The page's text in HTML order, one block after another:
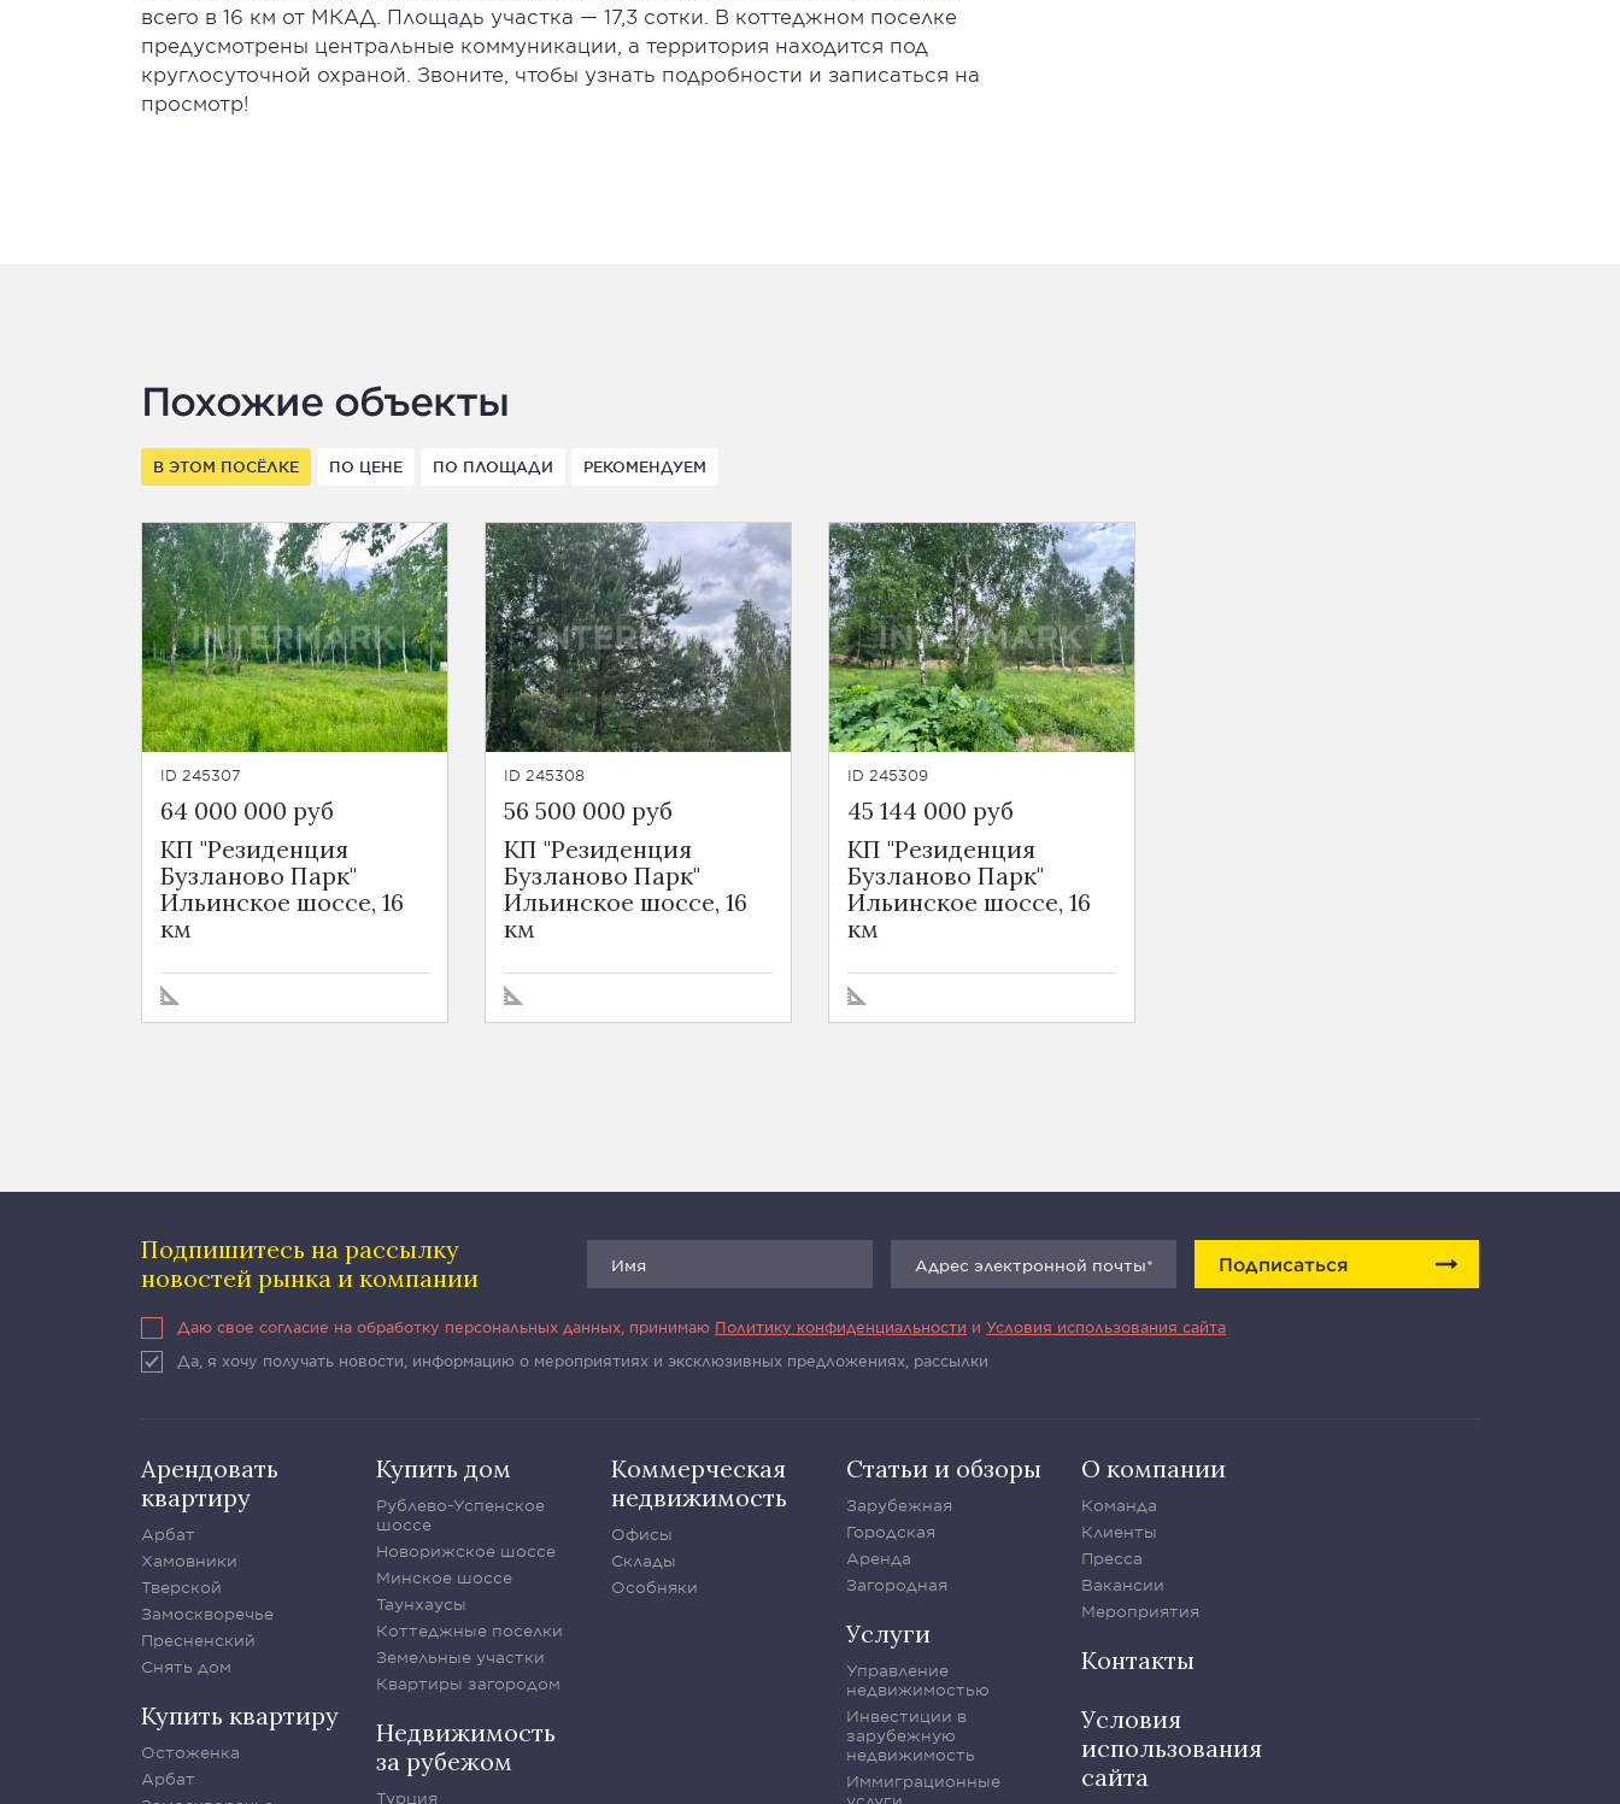
всего в 16 км от МКАД. Площадь участка — 17,3 сотки. В коттеджном поселке
предусмотрены центральные коммуникации, а территория находится под
круглосуточной охраной. Звоните, чтобы узнать подробности и записаться на
просмотр!
Похожие объекты
В ЭТОМ ПОСЁЛКЕ ПО ЦЕНЕ ПО ПЛОЩАДИ РЕКОМЕНДУЕМ
ID 245307
64 000 000 руб
КП "Резиденция
Бузланово Парк"
Ильинское шоссе, 16
км
ID 245308
56 500 000 руб
КП "Резиденция
Бузланово Парк"
Ильинское шоссе, 16
км
ID 245309
45 144 000 руб
КП "Резиденция
Бузланово Парк"
Ильинское шоссе, 16
км
Подпишитесь на рассылку
новостей рынка и компании
Подписаться
Даю свое согласие на обработку персональных данных, принимаю Политику конфиденциальности и Условия использования сайта
Да, я хочу получать новости, информацию о мероприятиях и эксклюзивных предложениях, рассылки
Арендовать
квартиру
Арбат
Хамовники
Тверской
Замоскворечье
Пресненский
Снять дом
Купить квартиру
Остоженка
Арбат
Купить дом
Рублево-Успенское
шоссе
Новорижское шоссе
Минское шоссе
Таунхаусы
Коттеджные поселки
Земельные участки
Квартиры загородом
Недвижимость
за рубежом
Турция
Коммерческая
недвижимость
Офисы
Склады
Особняки
Статьи и обзоры
Зарубежная
Городская
Аренда
Загородная
Услуги
Управление
недвижимостью
Инвестиции в
зарубежную
недвижимость
Иммиграционные
О компании
Команда
Клиенты
Пресса
Вакансии
Мероприятия
Контакты
Условия
использования
сайта